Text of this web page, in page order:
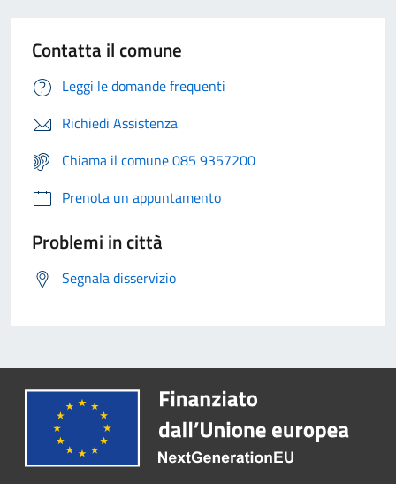
Contatta il comune
Leggi le domande frequenti
Richiedi Assistenza
Chiama il comune 085 9357200
Prenota un appuntamento
Problemi in città
Segnala disservizio